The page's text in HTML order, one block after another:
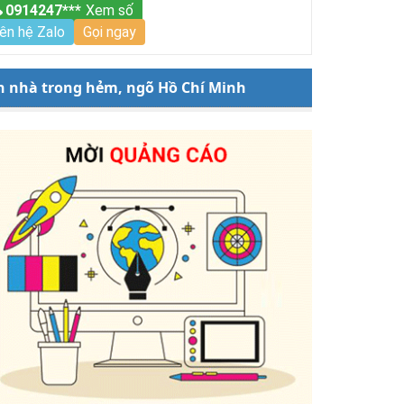
0914247*** Xem số
hệ Zalo
Gọi ngay
nhà trong hẻm, ngõ Hồ Chí Minh